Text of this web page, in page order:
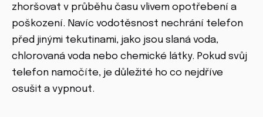
zhoršovat v průběhu času vlivem opotřebení a
poškození. Navíc vodotěsnost nechrání telefon
před jinými tekutinami, jako jsou slaná voda,
chlorovaná voda nebo chemické látky. Pokud svůj
telefon namočíte, je důležité ho co nejdříve
osušit a vypnout.